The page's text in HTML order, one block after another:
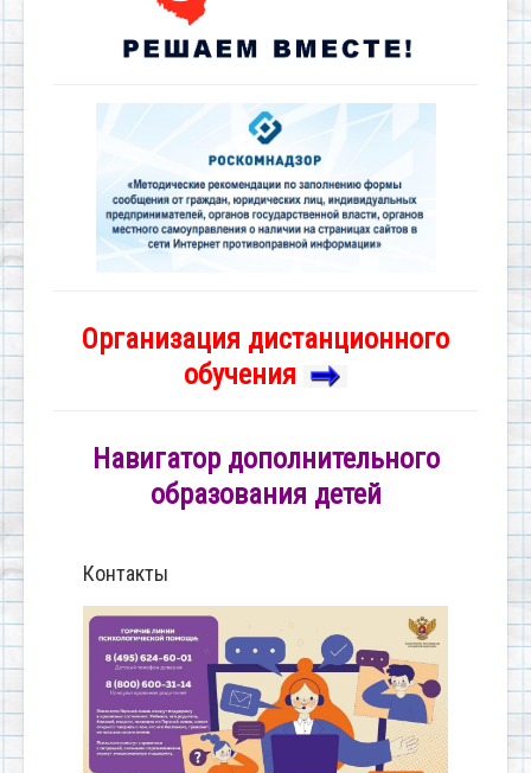
Организация дистанционного
обучения
Навигатор дополнительного
образования детей
Контакты